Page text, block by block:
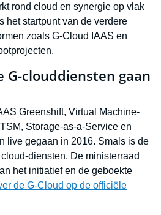
rond cloud en synergie op vlak
het startpunt van de verdere
zoals G-Cloud IAAS en
G-clouddiensten gaan
Greenshift, Virtual Machine-
Storage-as-a-Service en
live gegaan in 2016. Smals is de
diensten. De ministerraad
het initiatief en de geboekte
de G-Cloud op de officiële